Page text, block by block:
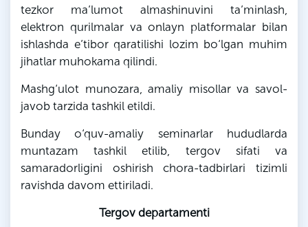
tezkor ma’lumot almashinuvini ta’minlash,
elektron qurilmalar va onlayn platformalar bilan
ishlashda e’tibor qaratilishi lozim bo‘lgan muhim
jihatlar muhokama qilindi.
Mashg‘ulot munozara, amaliy misollar va savol-
javob tarzida tashkil etildi.
Bunday o‘quv-amaliy seminarlar hududlarda
muntazam tashkil etilib, tergov sifati va
samaradorligini oshirish chora-tadbirlari tizimli
ravishda davom ettiriladi.
Tergov departamenti